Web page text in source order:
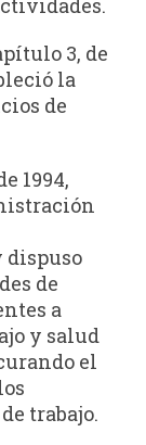
3, de
la
de
1994,
dispuso
de
a
y salud
el
trabajo.